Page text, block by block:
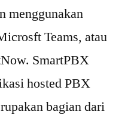
menggunakan
Teams, atau
SmartPBX
hosted PBX
bagian dari